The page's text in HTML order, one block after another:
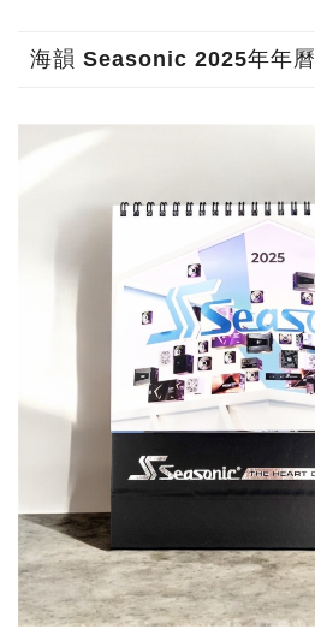
海韻 Seasonic 2025年年曆